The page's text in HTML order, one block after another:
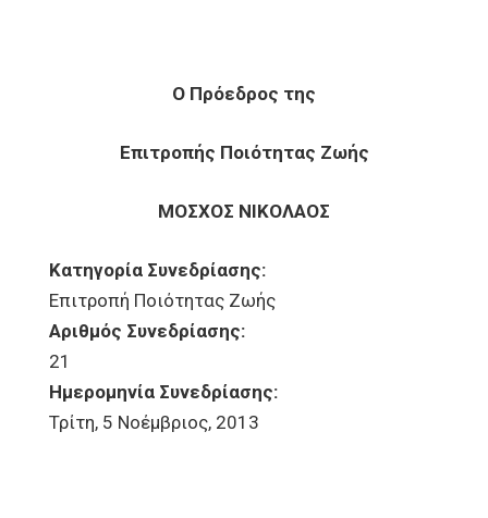
Ο Πρόεδρος της
Επιτροπής Ποιότητας Ζωής
ΜΟΣΧΟΣ ΝΙΚΟΛΑΟΣ
Κατηγορία Συνεδρίασης:
Επιτροπή Ποιότητας Ζωής
Αριθμός Συνεδρίασης:
21
Ημερομηνία Συνεδρίασης:
Τρίτη, 5 Νοέμβριος, 2013